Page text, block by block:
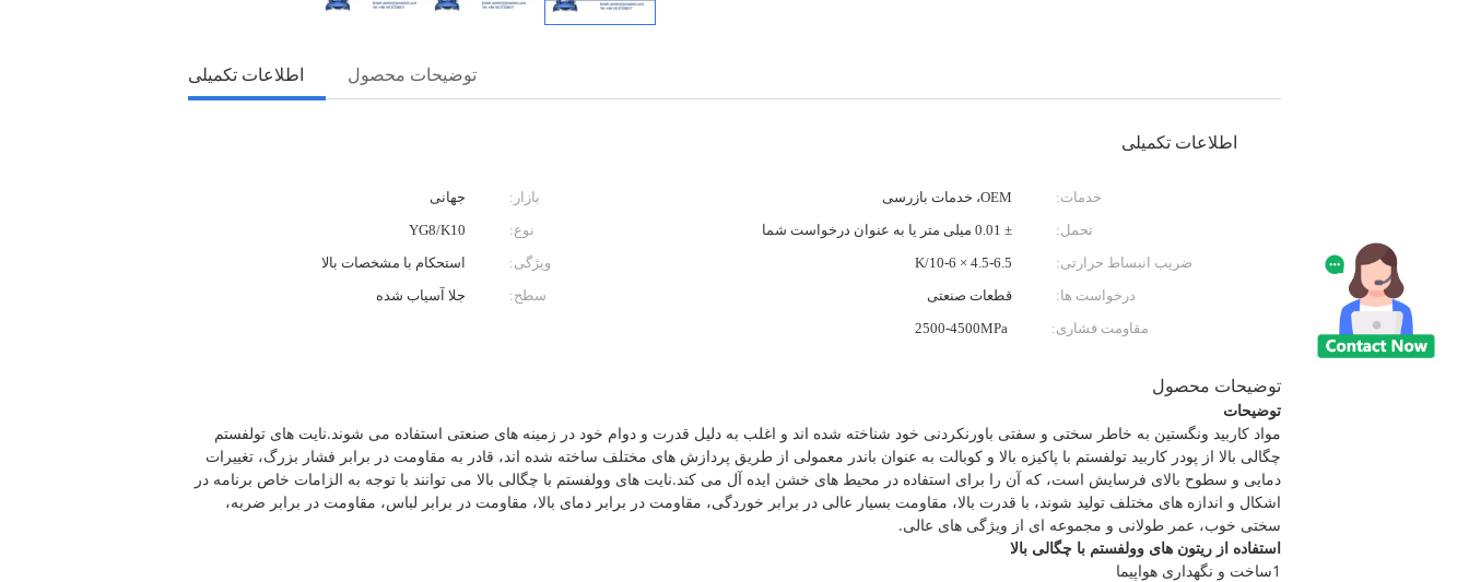
اطلاعات تکمیلی توضیحات محصول
اطلاعات تکمیلی
خدمات: OEM، خدمات بازرسی بازار:
جهانی
تحمل:
± 0.01 میلی متر یا به عنوان درخواست شما نوع:
YG8/K10
ضریب انبساط حرارتی:
4.5-6.5 × 10-6/K ویژگی:
استحکام با مشخصات بالا
درخواست ها:
قطعات صنعتی سطح:
جلا آسیاب شده
مقاومت فشاری:
2500-4500MPa
توضیحات محصول
توضیحات
مواد کاربید ونگستین به خاطر سختی و سفتی باورنکردنی خود شناخته شده اند و اغلب به دلیل قدرت و دوام خود در زمینه های صنعتی استفاده می شوند.نایت های تولفستم
چگالی بالا از پودر کاربید تولفستم با پاکیزه بالا و کوبالت به عنوان باندر معمولی از طریق پردازش های مختلف ساخته شده اند، قادر به مقاومت در برابر فشار بزرگ، تغییرات
دمایی و سطوح بالای فرسایش است، که آن را برای استفاده در محیط های خشن ایده آل می کند.نایت های وولفستم با چگالی بالا می توانند با توجه به الزامات خاص برنامه در
اشکال و اندازه های مختلف تولید شوند، با قدرت بالا، مقاومت بسیار عالی در برابر خوردگی، مقاومت در برابر دمای بالا، مقاومت در برابر لباس، مقاومت در برابر ضربه،
سختی خوب، عمر طولانی و مجموعه ای از ویژگی های عالی.
استفاده از ریتون های وولفستم با چگالی بالا
1ساخت و نگهداری هواپیما